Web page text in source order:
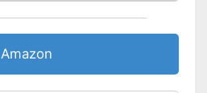
Gut vor Wasser geschützt
Amazon